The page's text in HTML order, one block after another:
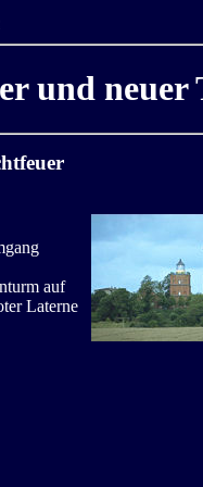
und neuer
auf
Laterne